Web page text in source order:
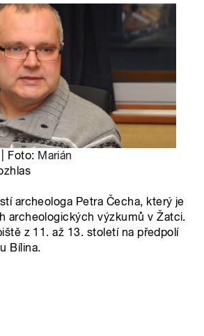
Foto: Marián
archeologa Petra Čecha, který je
archeologických výzkumů v Žatci.
z 11. až 13. století na předpolí
Bílina.